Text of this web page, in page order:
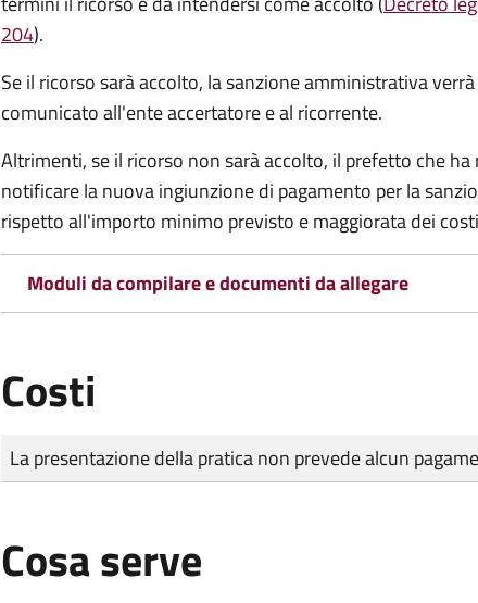
204).
Se il ricorso sarà accolto, la sanzione amministrativa
comunicato all'ente accertatore e al ricorrente.
Altrimenti, se il ricorso non sarà accolto, il prefetto che
notificare la nuova ingiunzione di pagamento per la
rispetto all'importo minimo previsto e maggiorata dei
Moduli da compilare e documenti da allegare
Costi
Tipo di pagamento
Importo
La presentazione della pratica non prevede alcun
Cosa serve